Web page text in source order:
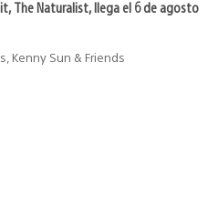
The Naturalist, llega el 6 de agosto
Kenny Sun & Friends